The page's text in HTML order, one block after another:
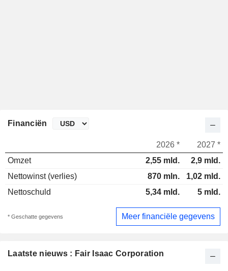
Laatste nieuws : Fair Isaac Corporation
Financiën
2026 *
2027 *
Omzet
2,55 mld.
2,9 mld.
Nettowinst (verlies)
870 mln.
1,02 mld.
Nettoschuld
5,34 mld. 5 mld.
* Geschatte gegevens Meer financiële gegevens